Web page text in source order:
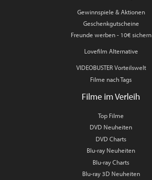
Gewinnspiele & Aktionen
Geschenkgutscheine
Freunde werben - 10€ sichern
Lovefilm Alternative
VIDEOBUSTER Vorteilswelt
Filme nach Tags
Filme im Verleih
Top Filme
DVD Neuheiten
DVD Charts
Blu-ray Neuheiten
Blu-ray Charts
Blu-ray 3D Neuheiten